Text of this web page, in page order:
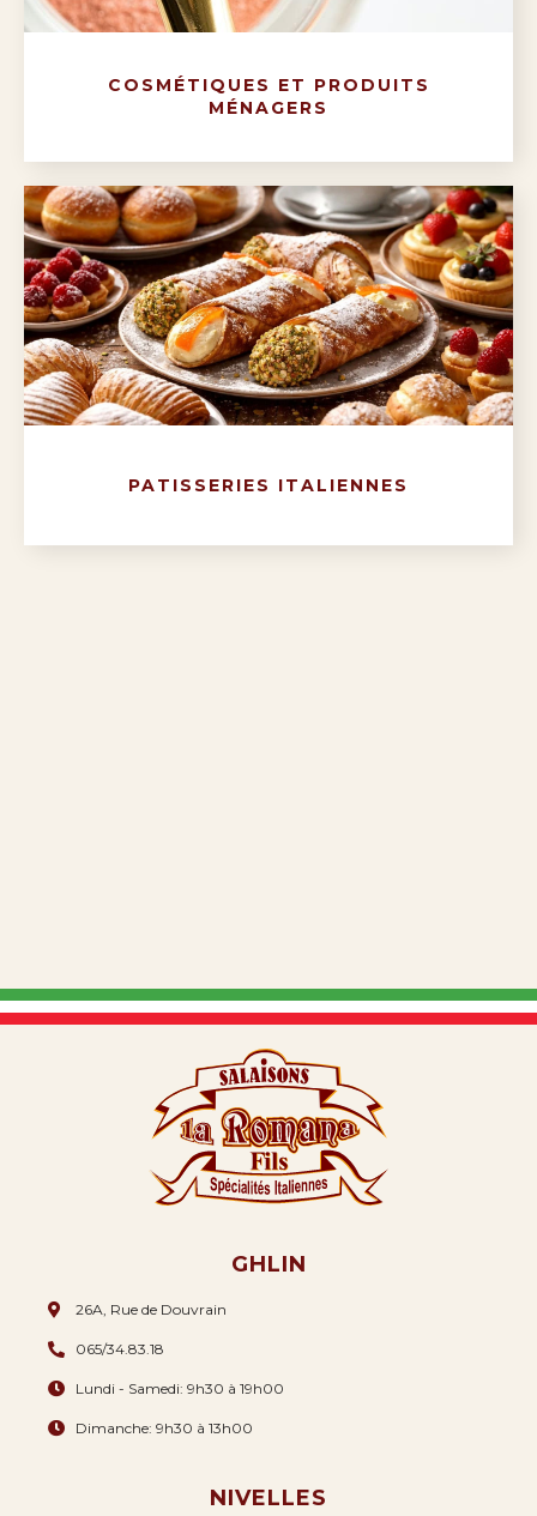
COSMÉTIQUES ET PRODUITS
MÉNAGERS
PATISSERIES ITALIENNES
GHLIN
26A, Rue de Douvrain
065/34.83.18
Lundi - Samedi: 9h30 à 19h00
Dimanche: 9h30 à 13h00
NIVELLES